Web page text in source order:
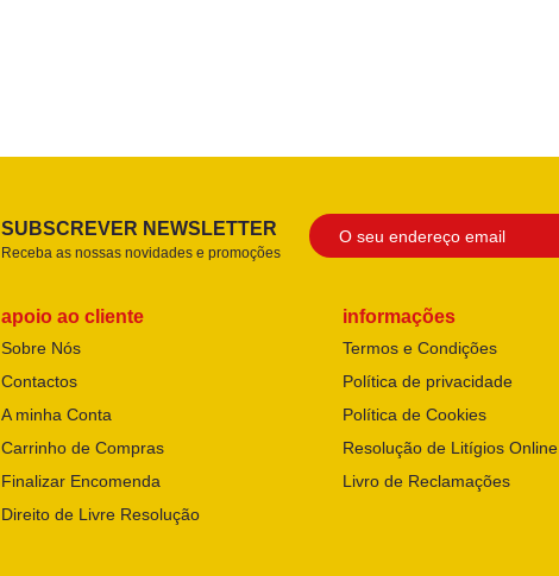
SUBSCREVER NEWSLETTER
Receba as nossas novidades e promoções
apoio ao cliente
Sobre Nós
Contactos
A minha Conta
Carrinho de Compras
Finalizar Encomenda
Direito de Livre Resolução
informações
Termos e Condições
Política de privacidade
Política de Cookies
Resolução de Litígios Online
Livro de Reclamações